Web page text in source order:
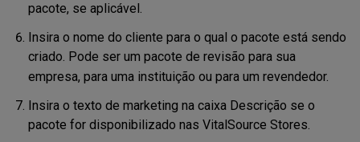
pacote, se aplicável.
Insira o nome do cliente para o qual o pacote está sendo
criado. Pode ser um pacote de revisão para sua
empresa, para uma instituição ou para um revendedor.
Insira o texto de marketing na caixa Descrição se o
pacote for disponibilizado nas VitalSource Stores.